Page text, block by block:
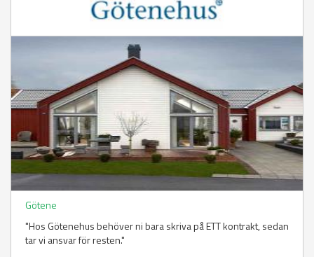
Götene
"Hos Götenehus behöver ni bara skriva på ETT kontrakt, sedan
tar vi ansvar för resten."